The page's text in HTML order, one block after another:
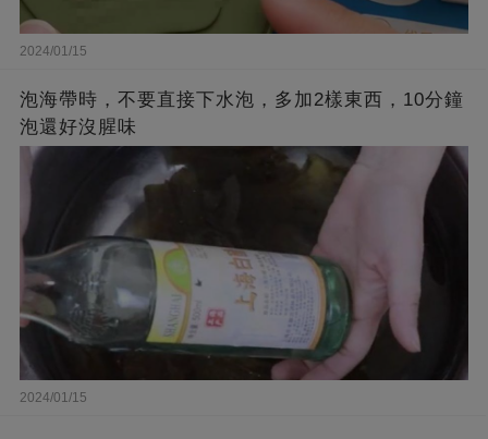
2024/01/15
泡海帶時，不要直接下水泡，多加2樣東西，10分鐘
泡還好沒腥味
2024/01/15